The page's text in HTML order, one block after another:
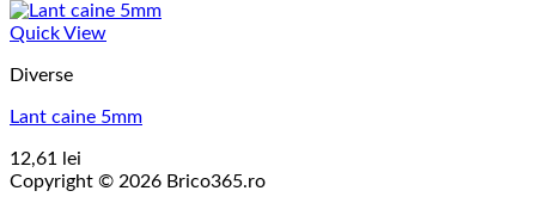
Quick View
Diverse
Lant caine 5mm
12,61
lei
Copyright © 2026 Brico365.ro